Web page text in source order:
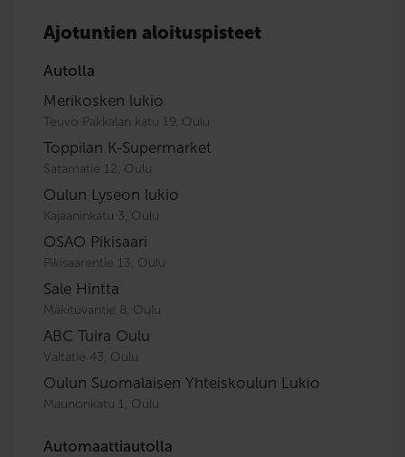
Ajotuntien aloituspisteet
Autolla
Merikosken lukio
Teuvo Pakkalan katu 19, Oulu
Toppilan K-Supermarket
Satamatie 12, Oulu
Oulun Lyseon lukio
Kajaaninkatu 3, Oulu
OSAO Pikisaari
Pikisaarentie 13, Oulu
Sale Hintta
Mäkituvantie 8, Oulu
ABC Tuira Oulu
Valtatie 43, Oulu
Oulun Suomalaisen Yhteiskoulun Lukio
Maunonkatu 1, Oulu
Automaattiautolla